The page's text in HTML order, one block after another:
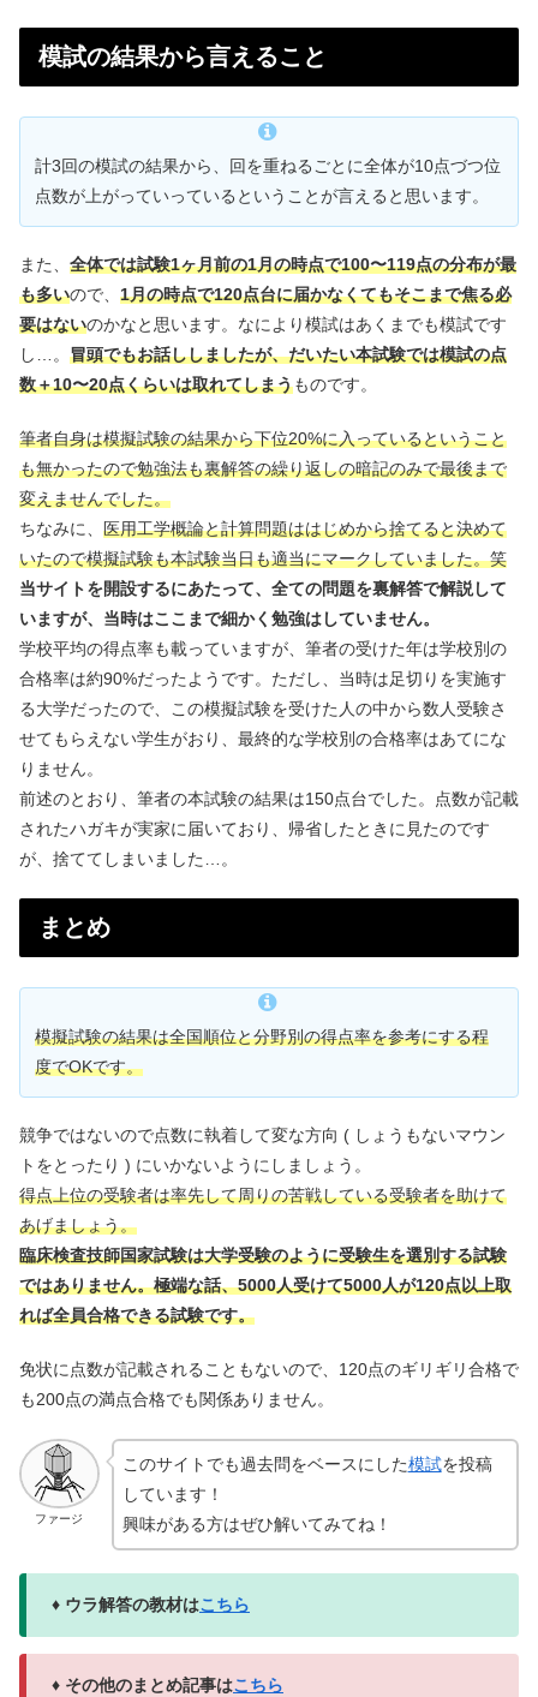
模試の結果から言えること
計3回の模試の結果から、回を重ねるごとに全体が10点づつ位
点数が上がっていっているということが言えると思います。
また、 全体では試験1ヶ月前の1月の時点で100〜119点の分布が最
も多いので、 1月の時点で120点台に届かなくてもそこまで焦る必
要はないのかなと思います。なにより模試はあくまでも模試です
し…。 冒頭でもお話ししましたが、だいたい本試験では模試の点
数＋10〜20点くらいは取れてしまうものです。
筆者自身は模擬試験の結果から下位20%に入っているということ
も無かったので勉強法も裏解答の繰り返しの暗記のみで最後まで
変えませんでした。
ちなみに、 医用工学概論と計算問題ははじめから捨てると決めて
いたので模擬試験も本試験当日も適当にマークしていました。笑
当サイトを開設するにあたって、全ての問題を裏解答で解説して
いますが、当時はここまで細かく勉強はしていません。
学校平均の得点率も載っていますが、筆者の受けた年は学校別の
合格率は約90%だったようです。ただし、当時は足切りを実施す
る大学だったので、この模擬試験を受けた人の中から数人受験さ
せてもらえない学生がおり、最終的な学校別の合格率はあてにな
りません。
前述のとおり、筆者の本試験の結果は150点台でした。点数が記載
されたハガキが実家に届いており、帰省したときに見たのです
が、捨ててしまいました…。
まとめ
模擬試験の結果は全国順位と分野別の得点率を参考にする程
度でOKです。
競争ではないので点数に執着して変な方向 ( しょうもないマウン
トをとったり ) にいかないようにしましょう。
得点上位の受験者は率先して周りの苦戦している受験者を助けて
あげましょう。
臨床検査技師国家試験は大学受験のように受験生を選別する試験
ではありません。極端な話、5000人受けて5000人が120点以上取
れば全員合格できる試験です。
免状に点数が記載されることもないので、120点のギリギリ合格で
も200点の満点合格でも関係ありません。
ファージ
このサイトでも過去問をベースにした模試を投稿
しています！
興味がある方はぜひ解いてみてね！
♦ ウラ解答の教材はこちら
♦ その他のまとめ記事はこちら